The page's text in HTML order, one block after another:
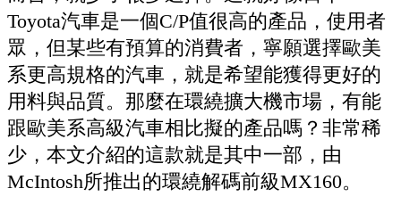
Toyota汽車是一個C/P值很高的產品，使用者
眾，但某些有預算的消費者，寧願選擇歐美
系更高規格的汽車，就是希望能獲得更好的
用料與品質。那麼在環繞擴大機市場，有能
跟歐美系高級汽車相比擬的產品嗎？非常稀
少，本文介紹的這款就是其中一部，由
McIntosh所推出的環繞解碼前級MX160。